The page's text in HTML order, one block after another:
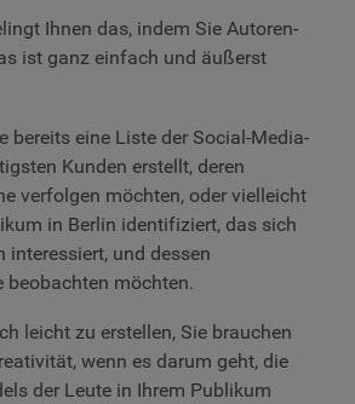
Ihnen das, indem Sie Autoren-
ist ganz einfach und äußerst
bereits eine Liste der Social-Media-
Kunden erstellt, deren
verfolgen möchten, oder vielleicht
in Berlin identifiziert, das sich
interessiert, und dessen
beobachten möchten.
leicht zu erstellen, Sie brauchen
wenn es darum geht, die
der Leute in Ihrem Publikum